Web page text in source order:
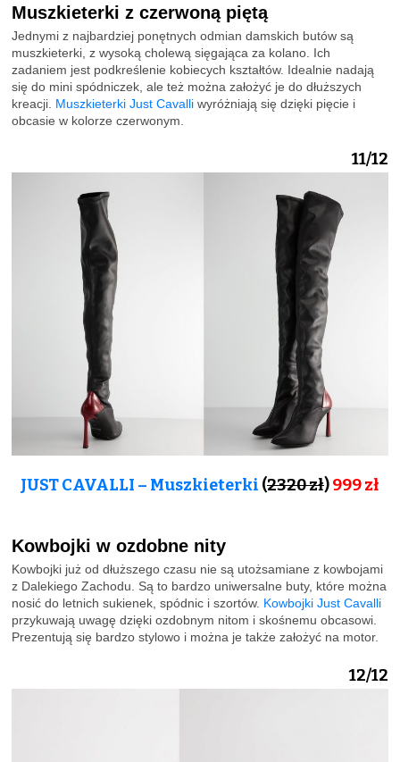
Muszkieterki z czerwoną piętą
Jednymi z najbardziej ponętnych odmian damskich butów są
muszkieterki, z wysoką cholewą sięgająca za kolano. Ich
zadaniem jest podkreślenie kobiecych kształtów. Idealnie nadają
się do mini spódniczek, ale też można założyć je do dłuższych
kreacji. Muszkieterki Just Cavalli wyróżniają się dzięki pięcie i
obcasie w kolorze czerwonym.
11/12
JUST CAVALLI – Muszkieterki (2320 zł)999zł
Kowbojki w ozdobne nity
Kowbojki już od dłuższego czasu nie są utożsamiane z kowbojami
z Dalekiego Zachodu. Są to bardzo uniwersalne buty, które można
nosić do letnich sukienek, spódnic i szortów. Kowbojki Just Cavalli
przykuwają uwagę dzięki ozdobnym nitom i skośnemu obcasowi.
Prezentują się bardzo stylowo i można je także założyć na motor.
12/12